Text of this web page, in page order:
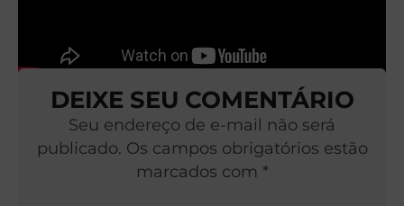
DEIXE SEU COMENTÁRIO
Seu endereço de e-mail não será
publicado. Os campos obrigatórios estão
marcados com *